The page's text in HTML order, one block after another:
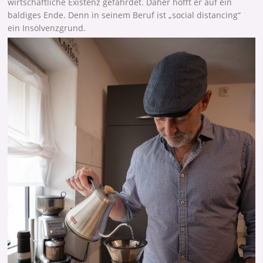
baldiges Ende. Denn in seinem Beruf ist „social distancing“
ein Insolvenzgrund.